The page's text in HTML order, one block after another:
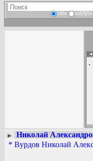
«И» «ИЛИ»
.
► Николай
* Вурдов Николай